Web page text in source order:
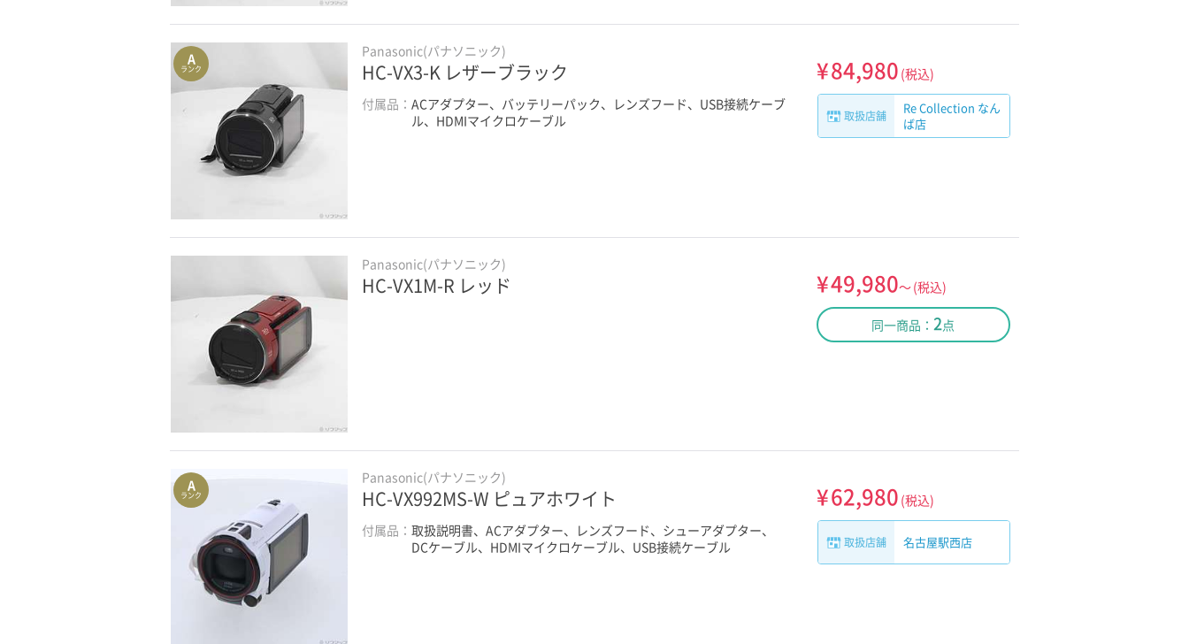
A
ランク
Panasonic(パナソニック)
HC-VX3-K レザーブラック
付属品：ACアダプター、バッテリーパック、レンズフード、USB接続ケーブ
ル、HDMIマイクロケーブル
¥84,980 (税込)
取扱店舗
Re Collection なん
ば店
Panasonic(パナソニック)
HC-VX1M-R レッド ¥49,980～(税込)
同一商品： 2点
A
ランク
Panasonic(パナソニック)
HC-VX992MS-W ピュアホワイト
付属品：取扱説明書、ACアダプター、レンズフード、シューアダプター、
DCケーブル、HDMIマイクロケーブル、USB接続ケーブル
¥62,980 (税込)
取扱店舗 名古屋駅西店